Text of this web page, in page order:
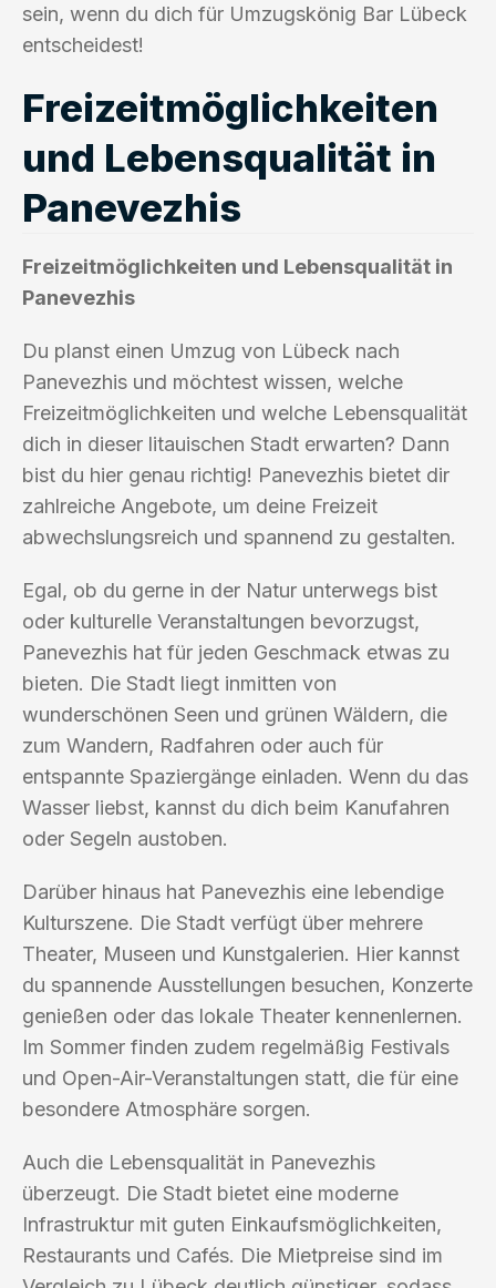
sein, wenn du dich für Umzugskönig Bar Lübeck
entscheidest!
Freizeitmöglichkeiten
und Lebensqualität in
Panevezhis
Freizeitmöglichkeiten und Lebensqualität in
Panevezhis
Du planst einen Umzug von Lübeck nach
Panevezhis und möchtest wissen, welche
Freizeitmöglichkeiten und welche Lebensqualität
dich in dieser litauischen Stadt erwarten? Dann
bist du hier genau richtig! Panevezhis bietet dir
zahlreiche Angebote, um deine Freizeit
abwechslungsreich und spannend zu gestalten.
Egal, ob du gerne in der Natur unterwegs bist
oder kulturelle Veranstaltungen bevorzugst,
Panevezhis hat für jeden Geschmack etwas zu
bieten. Die Stadt liegt inmitten von
wunderschönen Seen und grünen Wäldern, die
zum Wandern, Radfahren oder auch für
entspannte Spaziergänge einladen. Wenn du das
Wasser liebst, kannst du dich beim Kanufahren
oder Segeln austoben.
Darüber hinaus hat Panevezhis eine lebendige
Kulturszene. Die Stadt verfügt über mehrere
Theater, Museen und Kunstgalerien. Hier kannst
du spannende Ausstellungen besuchen, Konzerte
genießen oder das lokale Theater kennenlernen.
Im Sommer finden zudem regelmäßig Festivals
und Open-Air-Veranstaltungen statt, die für eine
besondere Atmosphäre sorgen.
Auch die Lebensqualität in Panevezhis
überzeugt. Die Stadt bietet eine moderne
Infrastruktur mit guten Einkaufsmöglichkeiten,
Restaurants und Cafés. Die Mietpreise sind im